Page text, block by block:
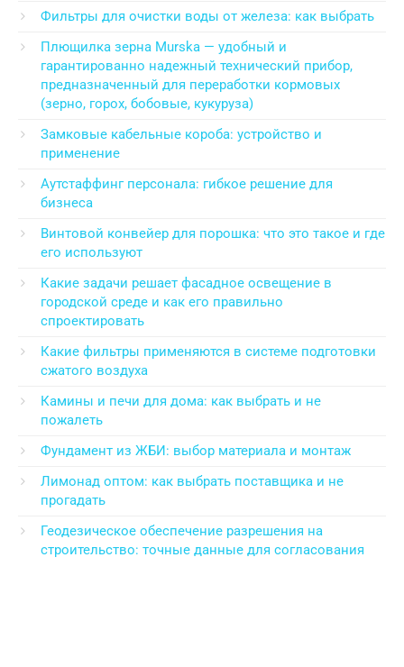
Фильтры для очистки воды от железа: как выбрать
Плющилка зерна Murska — удобный и
гарантированно надежный технический прибор,
предназначенный для переработки кормовых
(зерно, горох, бобовые, кукуруза)
Замковые кабельные короба: устройство и
применение
Аутстаффинг персонала: гибкое решение для
бизнеса
Винтовой конвейер для порошка: что это такое и где
его используют
Какие задачи решает фасадное освещение в
городской среде и как его правильно
спроектировать
Какие фильтры применяются в системе подготовки
сжатого воздуха
Камины и печи для дома: как выбрать и не
пожалеть
Фундамент из ЖБИ: выбор материала и монтаж
Лимонад оптом: как выбрать поставщика и не
прогадать
Геодезическое обеспечение разрешения на
строительство: точные данные для согласования